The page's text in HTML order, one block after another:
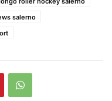
salerno